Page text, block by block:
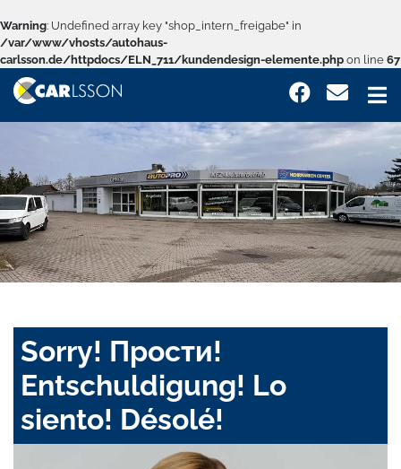
Warning: Undefined array key "shop_intern_freigabe" in
/var/www/vhosts/autohaus-
carlsson.de/httpdocs/ELN_711/kundendesign-elemente.php on line 67
Sorry! Прости!
Entschuldigung! Lo
siento! Désolé!